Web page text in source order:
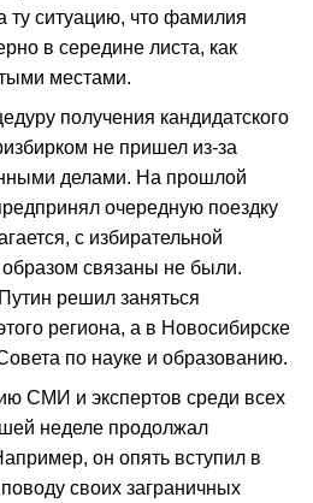
ситуацию, что фамилия
в середине листа, как
местами.
получения кандидатского
не пришел из-за
делами. На прошлой
очередную поездку
с избирательной
связаны не были.
решил заняться
региона, а в Новосибирске
по науке и образованию.
СМИ и экспертов среди всех
неделе продолжал
он опять вступил в
своих заграничных